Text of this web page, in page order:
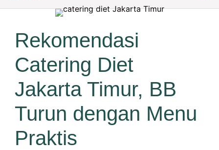
Rekomendasi
Catering Diet
Jakarta Timur, BB
Turun dengan Menu
Praktis